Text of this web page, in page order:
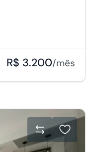
R$ 3.200/mês